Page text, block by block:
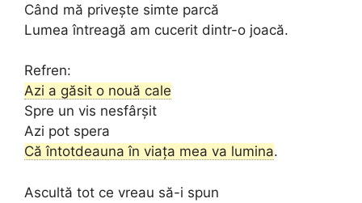
Când mă privește simte parcă
Lumea întreagă am cucerit dintr-o joacă.
Refren:
Azi a găsit o nouă cale
Spre un vis nesfârșit
Azi pot spera
Că întotdeauna în viața mea va lumina.
Ascultă tot ce vreau să-i spun